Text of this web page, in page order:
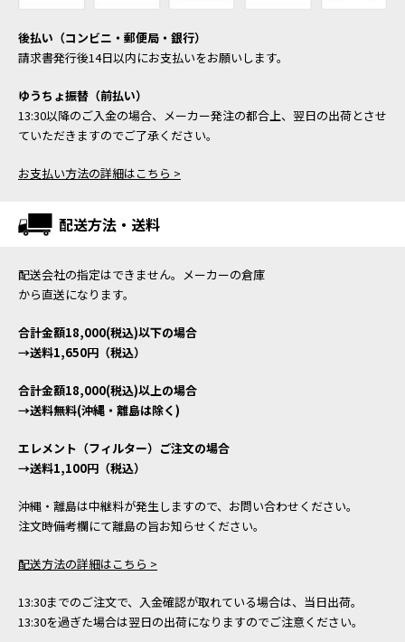
後払い（コンビニ・郵便局・銀行）
請求書発行後14日以内にお支払いをお願いします。
ゆうちょ振替（前払い）
13:30以降のご入金の場合、メーカー発注の都合上、翌日の出荷とさせ
ていただきますのでご了承ください。
お支払い方法の詳細はこちら >
配送方法・送料
配送会社の指定はできません。メーカーの倉庫
から直送になります。
合計金額18,000(税込)以下の場合
→送料1,650円（税込）
合計金額18,000(税込)以上の場合
→送料無料(沖縄・離島は除く)
エレメント（フィルター）ご注文の場合
→送料1,100円（税込）
沖縄・離島は中継料が発生しますので、お問い合わせください。
注文時備考欄にて離島の旨お知らせください。
配送方法の詳細はこちら >
13:30までのご注文で、入金確認が取れている場合は、当日出荷。
13:30を過ぎた場合は翌日の出荷になりますのでご注意ください。